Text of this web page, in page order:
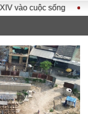
sống Hướng tới